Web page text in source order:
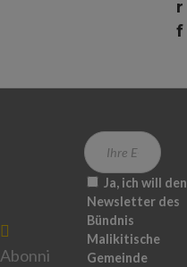
R
F
Abonni
Ja, ich will den
Newsletter des
Bündnis
Malikitische
Gemeinde